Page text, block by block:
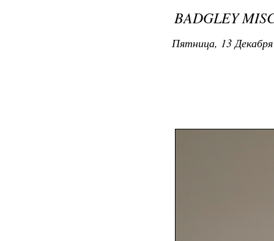
BADGLEY
Пятница, 13